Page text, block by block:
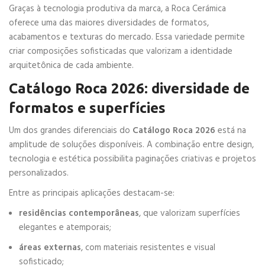
Graças à tecnologia produtiva da marca, a Roca Cerámica
oferece uma das maiores diversidades de formatos,
acabamentos e texturas do mercado. Essa variedade permite
criar composições sofisticadas que valorizam a identidade
arquitetônica de cada ambiente.
Catálogo Roca 2026: diversidade de
formatos e superfícies
Um dos grandes diferenciais do Catálogo Roca 2026 está na
amplitude de soluções disponíveis. A combinação entre design,
tecnologia e estética possibilita paginações criativas e projetos
personalizados.
Entre as principais aplicações destacam-se:
residências contemporâneas, que valorizam superfícies
elegantes e atemporais;
áreas externas, com materiais resistentes e visual
sofisticado;